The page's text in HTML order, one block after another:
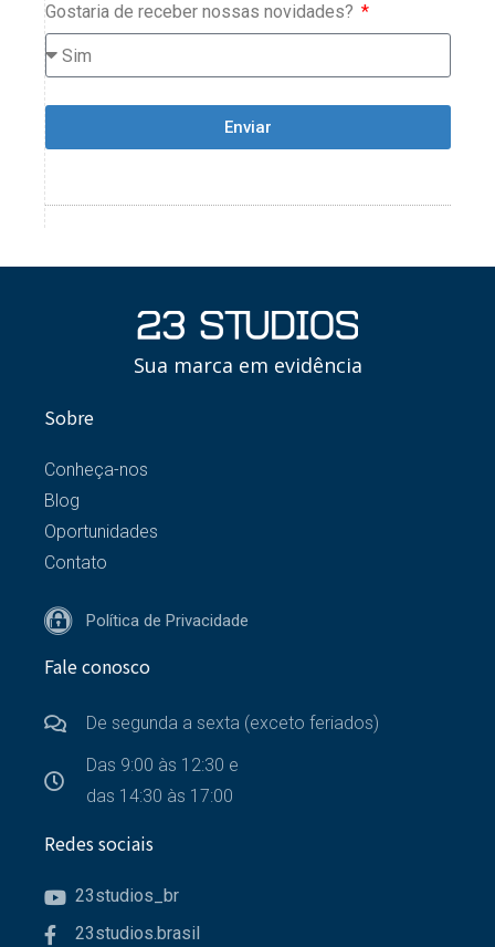
Gostaria de receber nossas novidades?
Enviar
Sua marca em evidência
Sobre
Conheça-nos
Blog
Oportunidades
Contato
Política de Privacidade
Fale conosco
De segunda a sexta (exceto feriados)
Das 9:00 às 12:30 e
das 14:30 às 17:00
Redes sociais
23studios_br
23studios.brasil